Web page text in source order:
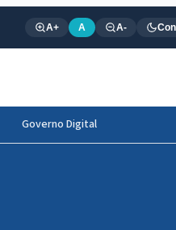
A+ A A-
Governo Digital